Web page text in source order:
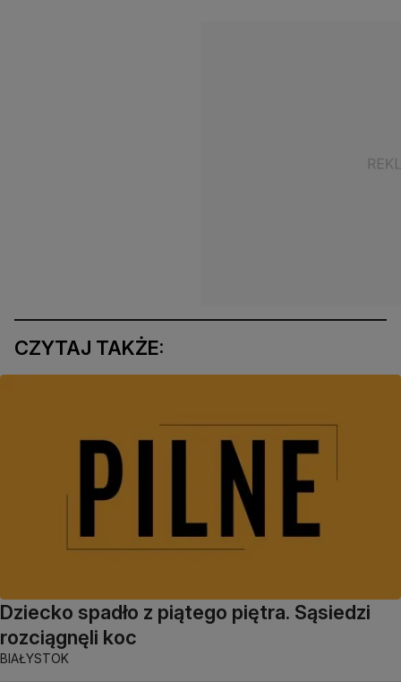
CZYTAJ TAKŻE:
Dziecko spadło z piątego piętra. Sąsiedzi
rozciągnęli koc
BIAŁYSTOK